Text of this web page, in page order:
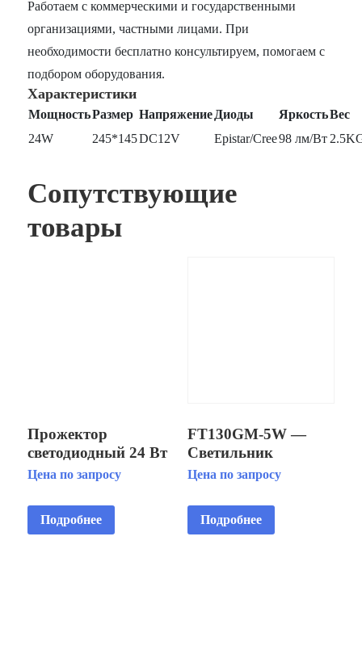
Работаем с коммерческими и государственными
организациями, частными лицами. При
необходимости бесплатно консультируем, помогаем с
подбором оборудования.
Характеристики
МощностьРазмер Напряжение Диоды ЯркостьВес
24W
245*145DC12V Epistar/Cree98 лм/Вт
Сопутствующие
товары
Прожектор
светодиодный 24 Вт
«RGBW» 12В с
AISI 304
Цена по запросу
Подробнее
FT130GM-5W —
Светильник
встраиваимый
подводный IP68
Цена по запросу
Подробнее